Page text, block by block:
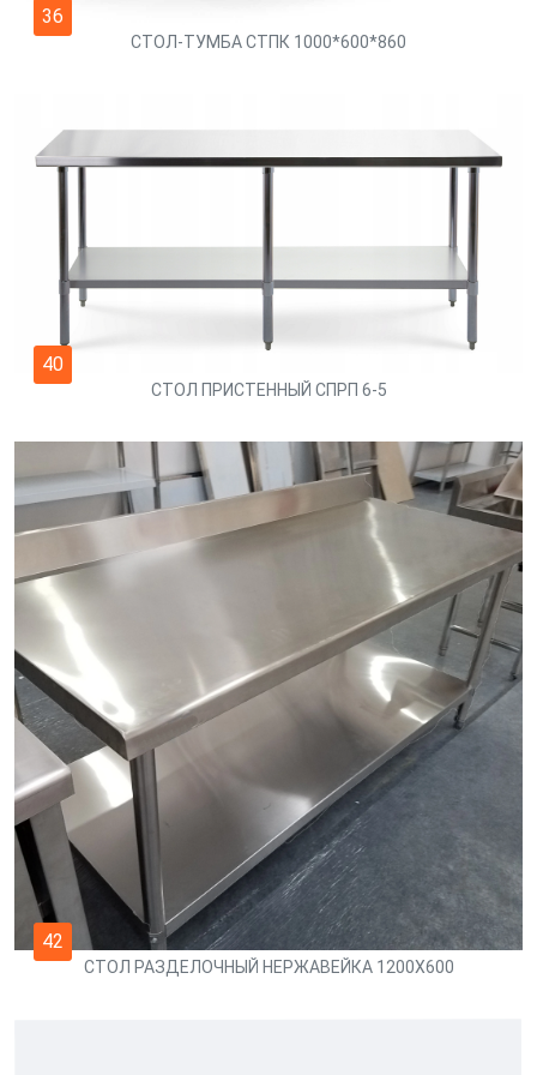
36
СТОЛ-ТУМБА СТПК 1000*600*860
40
СТОЛ ПРИСТЕННЫЙ СПРП 6-5
42
СТОЛ РАЗДЕЛОЧНЫЙ НЕРЖАВЕЙКА 1200Х600